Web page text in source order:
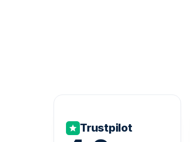
Trustpilot